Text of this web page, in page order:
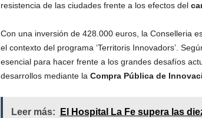
resistencia de las ciudades frente a los efectos del
Con una inversión de 428.000 euros, la Conselleria
el contexto del programa ‘Territoris Innovadors’.
esencial para hacer frente a los grandes desafíos
desarrollos mediante la Compra Pública de
Leer más:
El Hospital La Fe supera las